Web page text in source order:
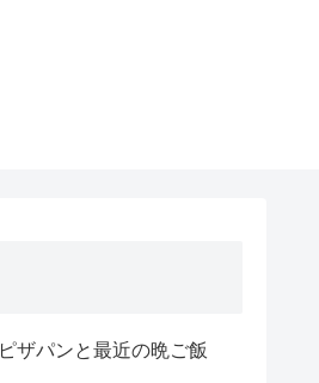
ピザパンと最近の晩ご飯